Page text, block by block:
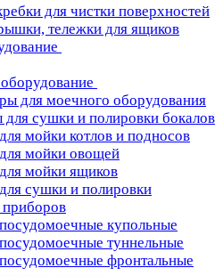
для чистки поверхностей
тележки для ящиков
для моечного оборудования
сушки и полировки бокалов
мойки котлов и подносов
мойки овощей
мойки ящиков
сушки и полировки
купольные
туннельные
фронтальные